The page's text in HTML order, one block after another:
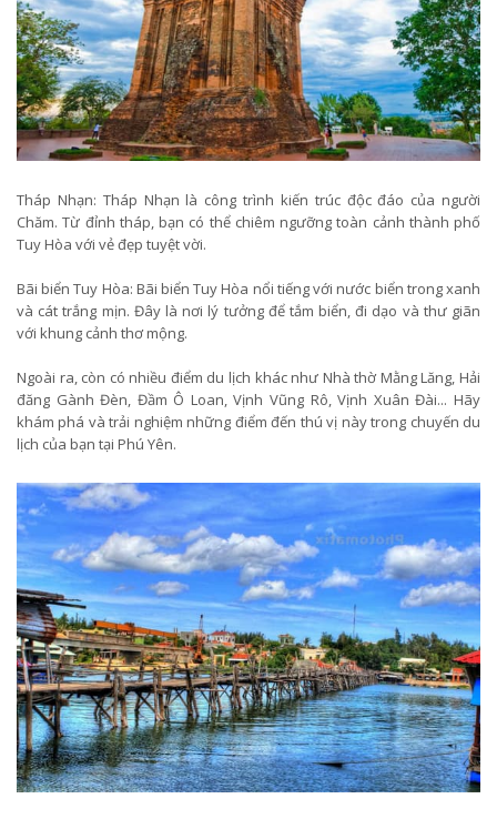
Tháp Nhạn: Tháp Nhạn là công trình kiến trúc độc đáo của người
Chăm. Từ đỉnh tháp, bạn có thể chiêm ngưỡng toàn cảnh thành phố
Tuy Hòa với vẻ đẹp tuyệt vời.
Bãi biển Tuy Hòa: Bãi biển Tuy Hòa nổi tiếng với nước biển trong xanh
và cát trắng mịn. Đây là nơi lý tưởng để tắm biển, đi dạo và thư giãn
với khung cảnh thơ mộng.
Ngoài ra, còn có nhiều điểm du lịch khác như Nhà thờ Mằng Lăng, Hải
đăng Gành Đèn, Đầm Ô Loan, Vịnh Vũng Rô, Vịnh Xuân Đài... Hãy
khám phá và trải nghiệm những điểm đến thú vị này trong chuyến du
lịch của bạn tại Phú Yên.